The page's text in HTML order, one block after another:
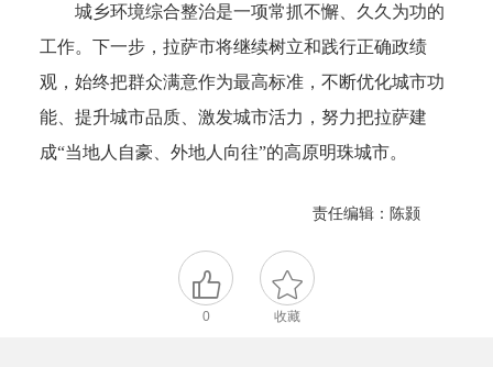
城乡环境综合整治是一项常抓不懈、久久为功的
工作。下一步，拉萨市将继续树立和践行正确政绩
观，始终把群众满意作为最高标准，不断优化城市功
能、提升城市品质、激发城市活力，努力把拉萨建
成“当地人自豪、外地人向往”的高原明珠城市。
责任编辑：陈颢
0 收藏